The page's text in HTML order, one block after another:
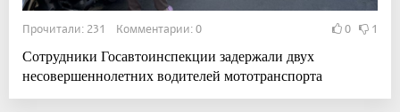
Прочитали: 231 Комментарии: 0 0 1
Сотрудники Госавтоинспекции задержали двух
несовершеннолетних водителей мототранспорта